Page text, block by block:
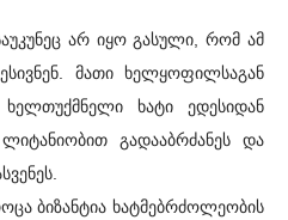
არ იყო გასული, რომ ამ
მათი ხელყოფილსაგან
ხატი ედესიდან
გადააბრძანეს და
ბიზანტია ხატმებრძოლეობის